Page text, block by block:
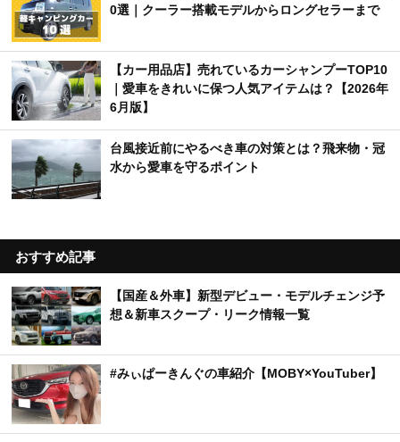
0選｜クーラー搭載モデルからロングセラーまで
【カー用品店】売れているカーシャンプーTOP10
｜愛車をきれいに保つ人気アイテムは？【2026年
6月版】
台風接近前にやるべき車の対策とは？飛来物・冠
水から愛車を守るポイント
おすすめ記事
【国産＆外車】新型デビュー・モデルチェンジ予
想＆新車スクープ・リーク情報一覧
#みぃぱーきんぐの車紹介【MOBY×YouTuber】